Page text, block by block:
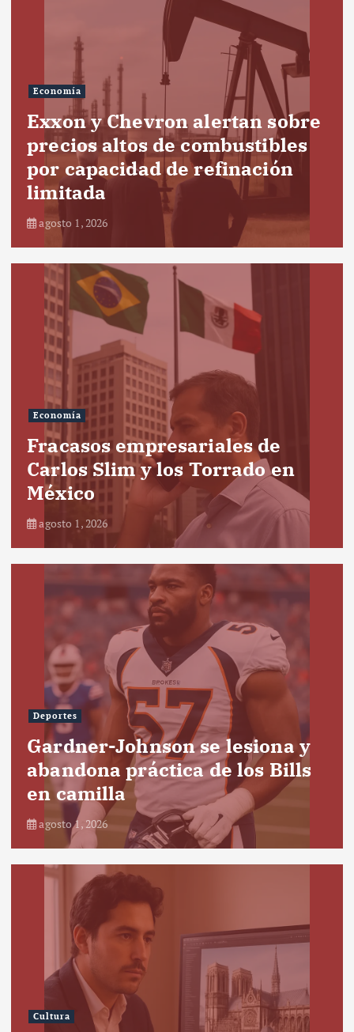
Economía
Exxon y Chevron alertan sobre
precios altos de combustibles
por capacidad de refinación
limitada
agosto 1, 2026
Economía
Fracasos empresariales de
Carlos Slim y los Torrado en
México
agosto 1, 2026
Deportes
Gardner-Johnson se lesiona y
abandona práctica de los Bills
en camilla
agosto 1, 2026
Cultura